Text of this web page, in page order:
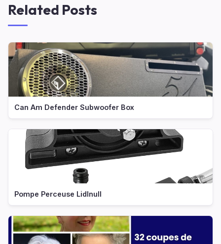
Related Posts
Can Am Defender Subwoofer Box
Pompe Perceuse Lidlnull